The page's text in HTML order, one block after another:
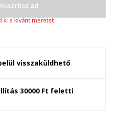
Kosárhoz ad
ki a kívánt méretet
visszaküldhető
30000 Ft feletti